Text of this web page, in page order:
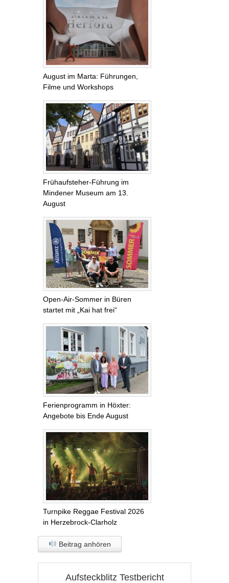
August im Marta: Führungen,
Filme und Workshops
Frühaufsteher-Führung im
Mindener Museum am 13.
August
Open-Air-Sommer in Büren
startet mit „Kai hat frei“
Ferienprogramm in Höxter:
Angebote bis Ende August
Turnpike Reggae Festival 2026
in Herzebrock-Clarholz
Beitrag anhören
Aufsteckblitz Testbericht